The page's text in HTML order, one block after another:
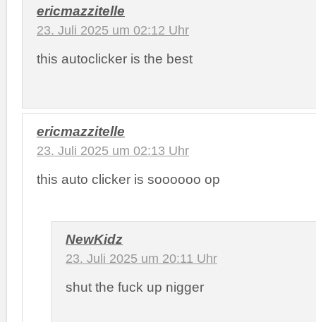
ericmazzitelle
23. Juli 2025 um 02:12 Uhr
this autoclicker is the best
ericmazzitelle
23. Juli 2025 um 02:13 Uhr
this auto clicker is soooooo op
NewKidz
23. Juli 2025 um 20:11 Uhr
shut the fuck up nigger